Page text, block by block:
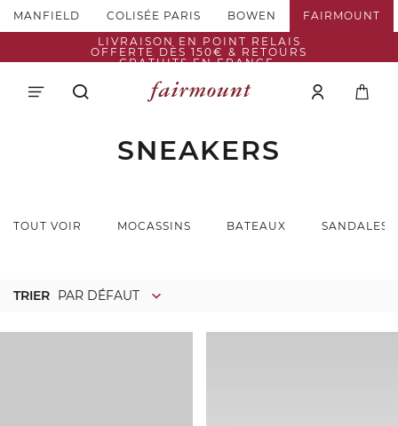
MANFIELD COLISÉE PARIS BOWEN
FAIRMOUNT
LIVRAISON EN POINT RELAIS
OFFERTE DÈS 150€ & RETOURS
GRATUITS EN FRANCE.
SNEAKERS
TOUT VOIR MOCASSINS BATEAUX SANDALES
TRIER PAR DÉFAUT